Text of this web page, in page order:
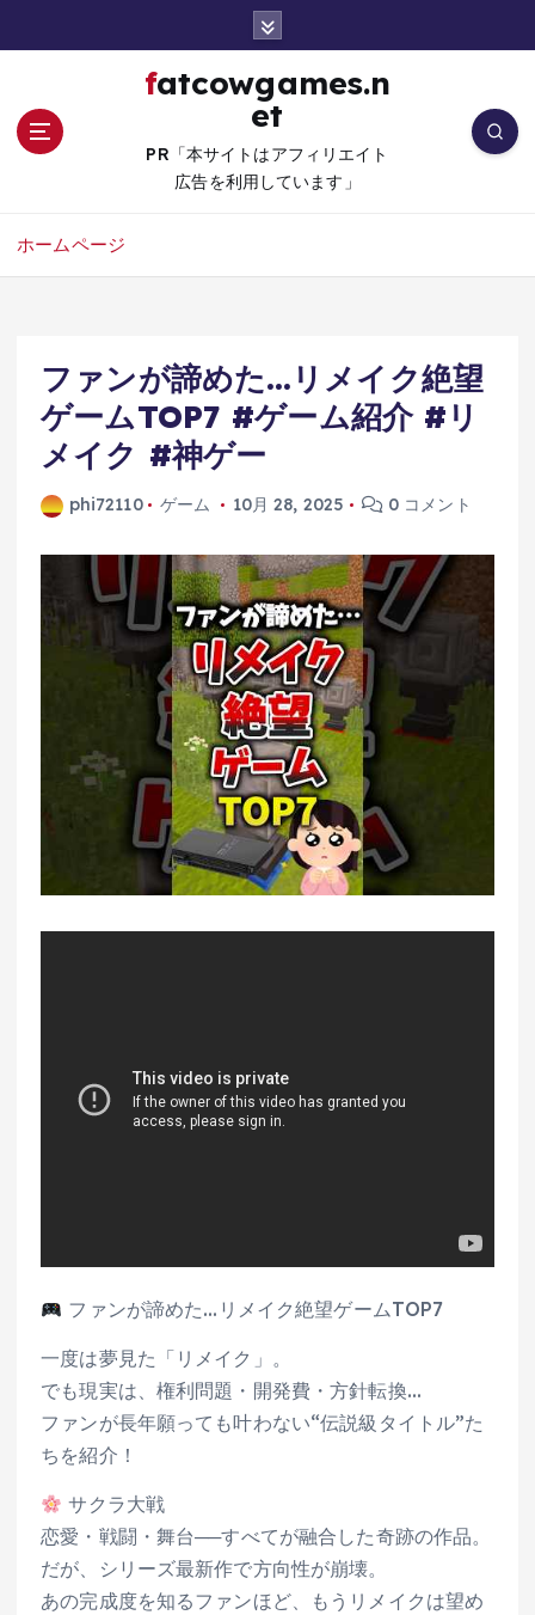
fatcowgames.n
et
PR「本サイトはアフィリエイト
広告を利用しています」
ホームページ
ファンが諦めた…リメイク絶望
ゲームTOP7 #ゲーム紹介 #リ
メイク #神ゲー
phi72110 ゲーム 10月 28, 2025 0 コメント
ファンが諦めた…リメイク絶望ゲームTOP7
一度は夢見た「リメイク」。
でも現実は、権利問題・開発費・方針転換…
ファンが長年願っても叶わない“伝説級タイトル”た
ちを紹介！
サクラ大戦
恋愛・戦闘・舞台──すべてが融合した奇跡の作品。
だが、シリーズ最新作で方向性が崩壊。
あの完成度を知るファンほど、もうリメイクは望め